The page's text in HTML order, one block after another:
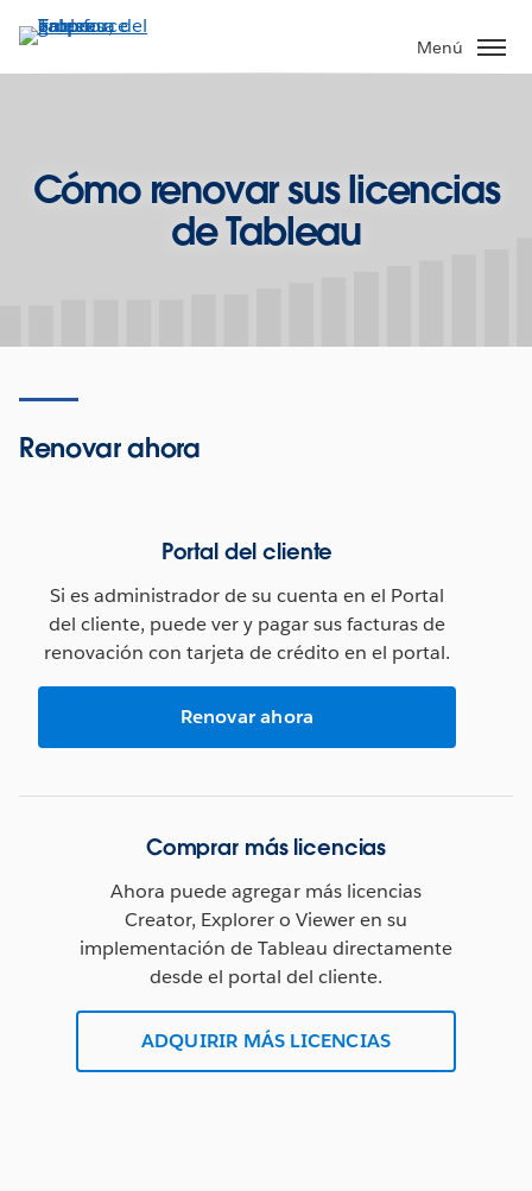
contenido
Menú
Cómo renovar sus licencias
de Tableau
Renovar ahora
Portal del cliente
Si es administrador de su cuenta en el Portal
del cliente, puede ver y pagar sus facturas de
renovación con tarjeta de crédito en el portal.
Renovar ahora
Comprar más licencias
Ahora puede agregar más licencias
Creator, Explorer o Viewer en su
implementación de Tableau directamente
desde el portal del cliente.
ADQUIRIR MÁS LICENCIAS